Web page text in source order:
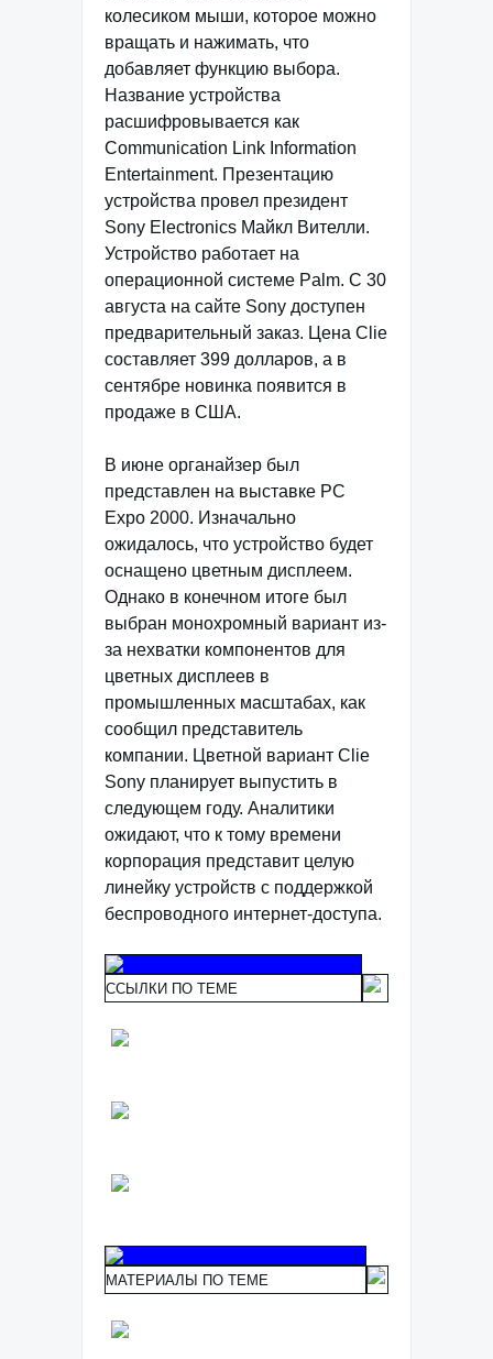
колесиком мыши, которое можно
вращать и нажимать, что
добавляет функцию выбора.
Название устройства
расшифровывается как
Communication Link Information
Entertainment. Презентацию
устройства провел президент
Sony Electronics Майкл Вителли.
Устройство работает на
операционной системе Palm. С 30
августа на сайте Sony доступен
предварительный заказ. Цена Clie
составляет 399 долларов, а в
сентябре новинка появится в
продаже в США.
В июне органайзер был
представлен на выставке PC
Expo 2000. Изначально
ожидалось, что устройство будет
оснащено цветным дисплеем.
Однако в конечном итоге был
выбран монохромный вариант из-
за нехватки компонентов для
цветных дисплеев в
промышленных масштабах, как
сообщил представитель
компании. Цветной вариант Clie
Sony планирует выпустить в
следующем году. Аналитики
ожидают, что к тому времени
корпорация представит целую
линейку устройств с поддержкой
беспроводного интернет-доступа.
ССЫЛКИ ПО ТЕМЕ
МАТЕРИАЛЫ ПО ТЕМЕ